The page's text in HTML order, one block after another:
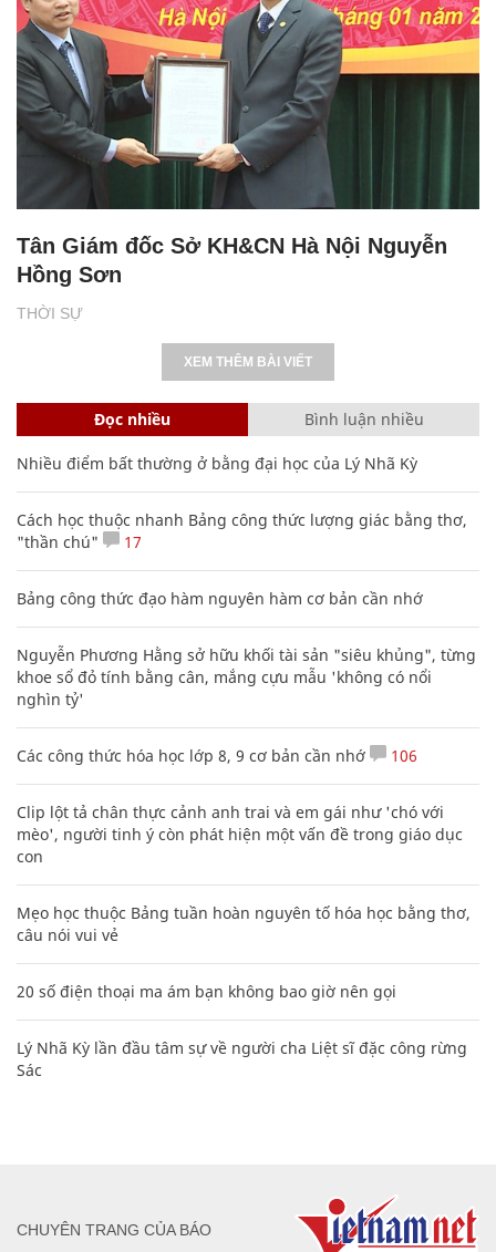
THỜI SỰ
Tân Giám đốc Sở KH&CN Hà Nội Nguyễn
Hồng Sơn
XEM THÊM BÀI VIẾT
Đọc nhiều Bình luận nhiều
Nhiều điểm bất thường ở bằng đại học của Lý Nhã Kỳ
Cách học thuộc nhanh Bảng công thức lượng giác bằng thơ,
"thần chú"
17
Bảng công thức đạo hàm nguyên hàm cơ bản cần nhớ
Nguyễn Phương Hằng sở hữu khối tài sản "siêu khủng", từng
khoe sổ đỏ tính bằng cân, mắng cựu mẫu 'không có nổi
nghìn tỷ'
Các công thức hóa học lớp 8, 9 cơ bản cần nhớ 106
Clip lột tả chân thực cảnh anh trai và em gái như 'chó với
mèo', người tinh ý còn phát hiện một vấn đề trong giáo dục
con
Mẹo học thuộc Bảng tuần hoàn nguyên tố hóa học bằng thơ,
câu nói vui vẻ
20 số điện thoại ma ám bạn không bao giờ nên gọi
Lý Nhã Kỳ lần đầu tâm sự về người cha Liệt sĩ đặc công rừng
Sác
CHUYÊN TRANG CỦA BÁO